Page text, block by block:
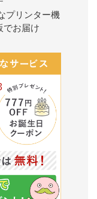
プリンター機
でお届け